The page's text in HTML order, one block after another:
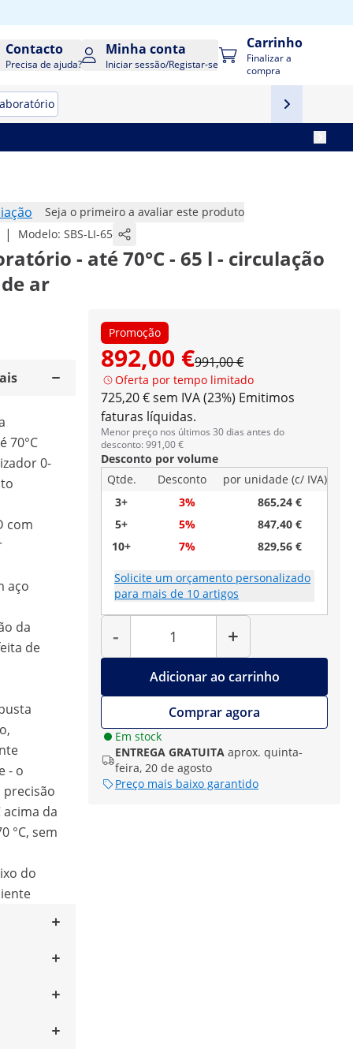
Contacto
Precisa de ajuda?
Minha conta
Iniciar sessão/Registar-se
Carrinho
Finalizar a
compra
Seja o primeiro a avaliar este produto
| Modelo: SBS-LI-65
- até 70°C - 65 l - circulação
ar
Promoção
892,00 €991,00 €
Oferta por tempo limitado
725,20 € sem IVA (23%) Emitimos
faturas líquidas.
Menor preço nos últimos 30 dias antes do
desconto: 991,00 €
Desconto por volume
Qtde.
Desconto
por unidade (c/ IVA)
3+
3%
865,24 €
5+
5%
847,40 €
10+
7% 829,56 €
Solicite um orçamento personalizado
para mais de 10 artigos
-
Quantidade
+
Adicionar ao carrinho
Comprar agora
Em stock
ENTREGA GRATUITA aprox. quinta-
feira, 20 de agosto
Preço mais baixo garantido
70°C
0-
com
aço
da
de
- o
da
°C, sem
do